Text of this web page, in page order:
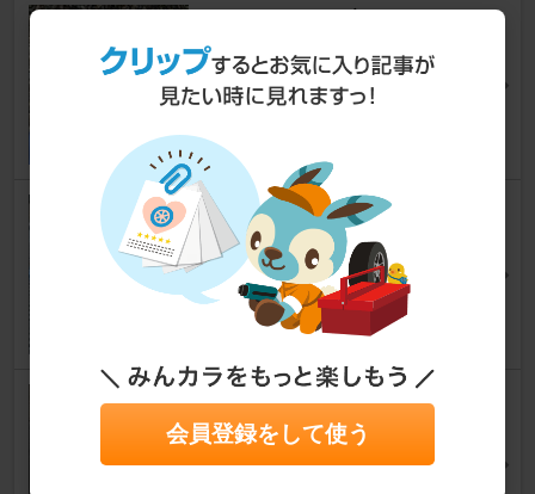
カルマンギア
｛ひろ｝さん
67
バッテリー交換
カルマンギア
だんぼ～さん
2
カルマンギア
会員登録をして使う